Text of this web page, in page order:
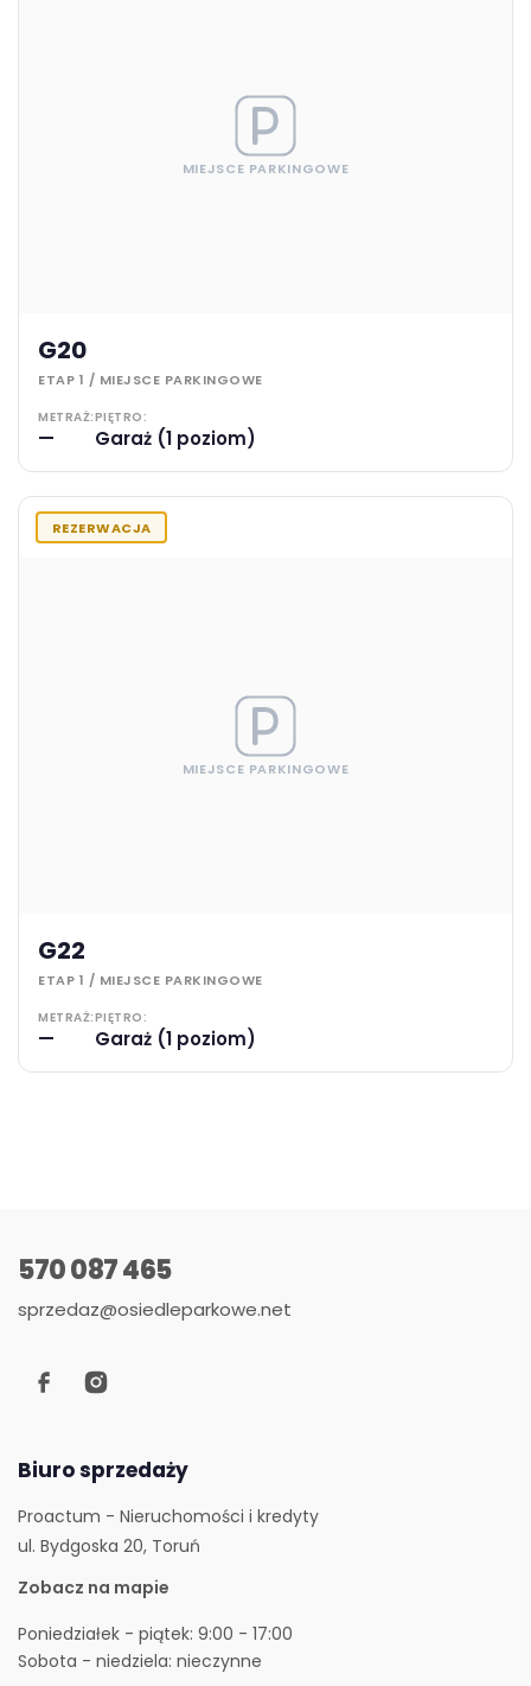
MIEJSCE PARKINGOWE
G20
ETAP 1 / MIEJSCE PARKINGOWE
METRAŻ:
—
PIĘTRO:
Garaż (1 poziom)
REZERWACJA
MIEJSCE PARKINGOWE
G22
ETAP 1 / MIEJSCE PARKINGOWE
METRAŻ:
—
PIĘTRO:
Garaż (1 poziom)
570 087 465
sprzedaz@osiedleparkowe.net
Biuro sprzedaży
Proactum - Nieruchomości i kredyty
ul. Bydgoska 20, Toruń
Zobacz na mapie
Poniedziałek - piątek: 9:00 - 17:00
Sobota - niedziela: nieczynne